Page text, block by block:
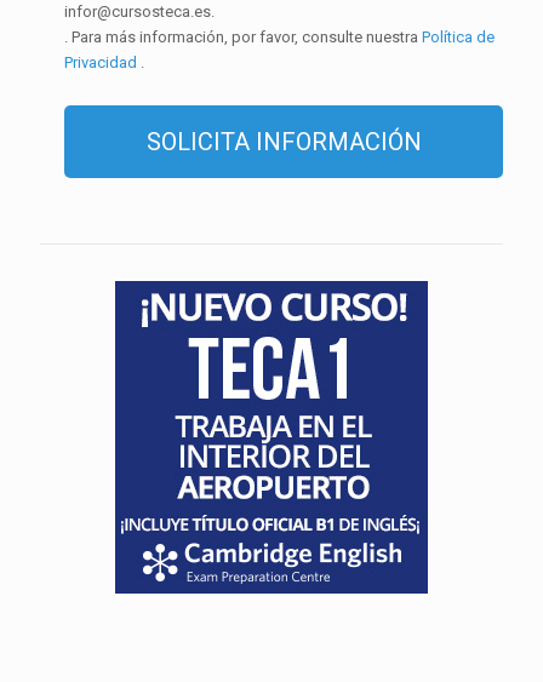
infor@cursosteca.es.
. Para más información, por favor, consulte nuestra Política de
Privacidad